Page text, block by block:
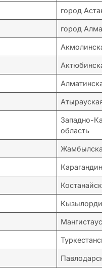
город
город
Западно-
область